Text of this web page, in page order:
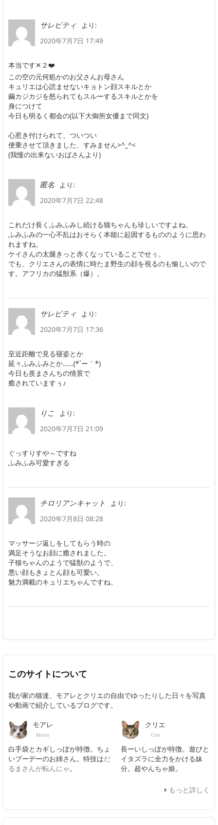
サレビティ
より:
2020年7月7日 17:49
本当です✕２❤️
この空の元何処かのお父さんお母さん
キュリエは心読ませないキョトン顔スキルとか
繭カジカジを怒られてもスルーするスキルとかを
身につけて
今日も明るく都会の(以下大御所女優まで同文)
心惹き付けられて、ついつい
便乗させて頂きました、すみません>^_^<
(我慢の出来ないおばさんより)
匿名
より:
2020年7月7日 22:48
これだけ長くふみふみし続ける猫ちゃんも珍しいですよね。
ふみふみの一心不乱はおそらく本能に起因するもののように思わ
れますね。
ケイさんの太腿きっと赤くなっていることでせぅ。
でも、クリエさんの表情に時たま野生の顔を視るのも愉しいので
す。アフリカの猛獣系（爆）。
サレビティ
より:
2020年7月7日 17:36
至近距離で見る寝姿とか
延々ふみふみとか……(*´ー｀*)
今日も羨まさんちの情景で
癒されていますぅ♪
りこ
より:
2020年7月7日 21:09
ぐっすりすや～ですね
ふみふみ可愛すぎる
チロリアンキャット
より:
2020年7月8日 08:28
マッサージ返しをしてもらう時の
満足そうなお顔に癒されました。
子猫ちゃんのようで猛獣のようで、
悪い顔もきょとん顔も可愛い。
魅力満載のキュリエちゃんですね。
このサイトについて
我が家の猫達、モアレとクリエの自由でゆったりした日々を写真
や動画で紹介しているブログです。
モアレ
Moire
白手袋とカギしっぽが特徴。ちょ
いブーデーのお姉さん。特技はだ
るまさんが転んにゃ。
クリエ
Crie
長ーいしっぽが特徴。遊びと
イタズラに全力をかける妹
分。超やんちゃ娘。
もっと詳しく